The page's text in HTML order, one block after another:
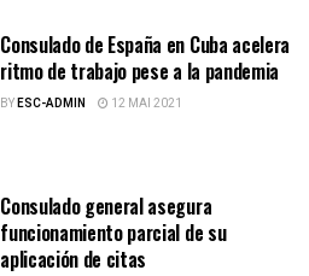
Consulado de España en Cuba acelera
ritmo de trabajo pese a la pandemia
BYESC-ADMIN 12 MAI 2021
Consulado general asegura
funcionamiento parcial de su
aplicación de citas